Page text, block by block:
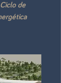
Ciclo de